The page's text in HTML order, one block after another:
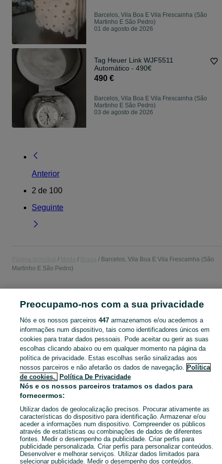
Barcelos, Vila Boa E Vila Frescainha (São
Martinho E São Pedro)
01 de agosto de 2026
Tag Heuer Link WJF5511
Automático - 490€
490 €
Barcelos, Vila Boa E Vila Frescainha (São
Martinho E São Pedro)
03 de agosto de 2026
Anterior
2 de 100
Seguinte
Barcelos, Vila Boa E Vila Frescainha (São
Martinho E São Pedro)
CATEGORIA
Navegue pelos últimos anúncios de Moda em Barcelos, Vila Boa E Vila Frescainha (São Martinho E São Pedro) no OLX Portugal. Compre e venda produtos locais com facilidade e segurança. Mostrar
Mapa do site
Mapa das freguesias
Mapa de mini-sites
Pesquisas populares
Preocupamo-nos com a sua privacidade
Nós e os nossos parceiros 447armazenamos e/ou acedemos a
informações num dispositivo, tais como identificadores únicos em
cookies para tratar dados pessoais. Pode aceitar ou gerir as suas
escolhas clicando abaixo ou em qualquer momento na página da
política de privacidade. Estas escolhas serão sinalizadas aos
nossos parceiros e não afetarão os dados de navegação. Política
de cookies,
Política De Privacidade
Nós e os nossos parceiros tratamos os dados para
fornecermos:
Utilizar dados de geolocalização precisos. Procurar ativamente as
características do dispositivo para identificação. Armazenar e/ou
aceder a informações num dispositivo. Compreender os públicos
através de estatísticas ou combinações de dados de diferentes
fontes. Medir o desempenho da publicidade. Criar perfis para
publicidade personalizada. Criar perfis para personalizar conteúdos.
Desenvolver e melhorar serviços. Utilizar dados limitados para
selecionar publicidade. Medir o desempenho dos conteúdos.